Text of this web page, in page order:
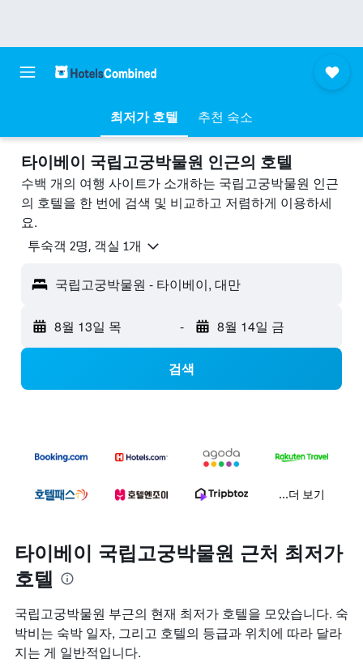
최저가 호텔 추천 숙소
타이베이 국립고궁박물원 ​인근의 호텔
수백 개의 여행 사이트가 소개하는 국립고궁박물원 인근
의 호텔을 한 번에 검색 및 비교하고 저렴하게 이용하세
요.
​투숙객 2​명, ​객실 1개
국립고궁박물원 - 타이베이, 대만
8월 13일 목 - 8월 14일 금
검색
...더 보기
타이베이 국립고궁박물원 근처 최저가
호텔
국립고궁박물원 부근의 현재 최저가 호텔을 모았습니다. 숙
박비는 숙박 일자, 그리고 호텔의 등급과 위치에 따라 달라
지는 게 일반적입니다.